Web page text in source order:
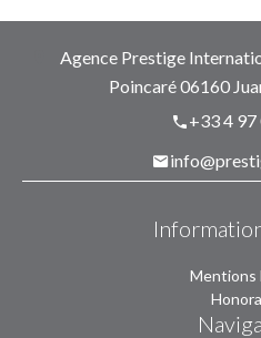
Agence Prestige
Poincaré06160
+33 4 97
Mentions